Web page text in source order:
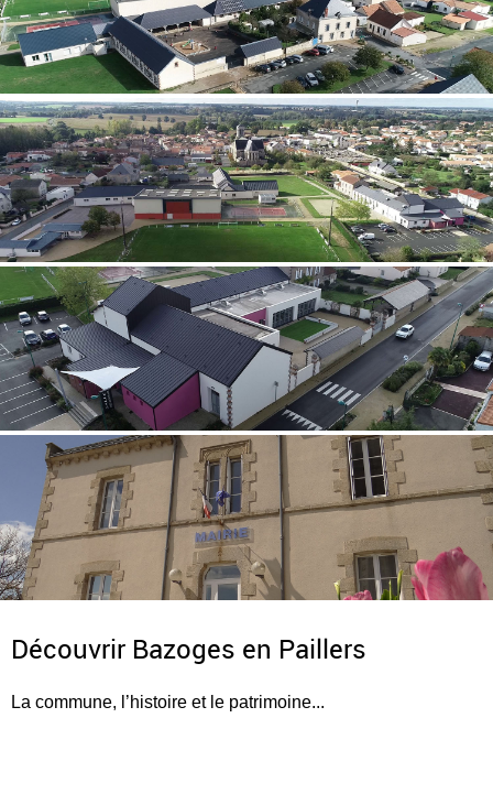
Découvrir Bazoges en Paillers
La commune, l’histoire et le patrimoine...